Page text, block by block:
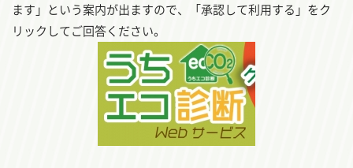
ます」という案内が出ますので、「承認して利用する」をク
リックしてご回答ください。